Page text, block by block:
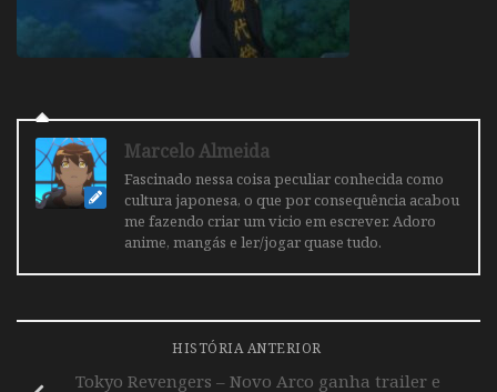
Marcelo Almeida
Fascinado nessa coisa peculiar conhecida como
cultura japonesa, o que por consequência acabou
me fazendo criar um vicio em escrever. Adoro
anime, mangás e ler/jogar quase tudo.
HISTÓRIA ANTERIOR
Tokyo Revengers – Novo Arco ganha trailer e